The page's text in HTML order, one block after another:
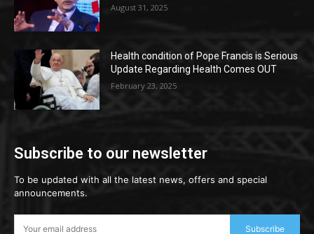
August 31, 2025
Health condition of Pope Francis is Serious
Update Regarding Health Comes OUT
February 23, 2025
Subscribe to our newsletter
To be updated with all the latest news, offers and special
announcements.
Subscribe